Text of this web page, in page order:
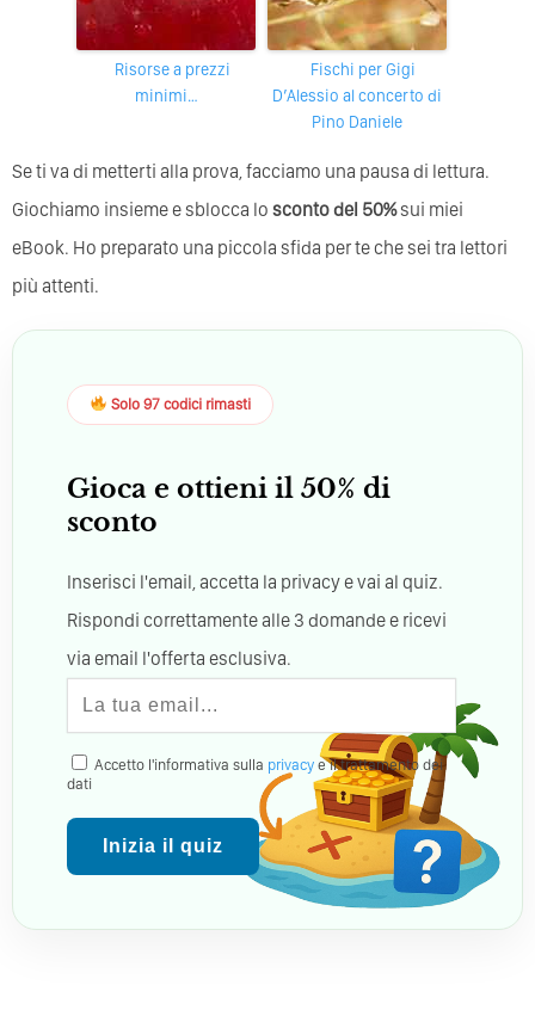
Risorse a prezzi
minimi…
Fischi per Gigi
D’Alessio al concerto di
Pino Daniele
Se ti va di metterti alla prova, facciamo una pausa di lettura.
Giochiamo insieme e sblocca lo sconto del 50%sui miei
eBook. Ho preparato una piccola sfida per te che sei tra lettori
più attenti.
Solo 97 codici rimasti
Gioca e ottieni il 50% di
sconto
Inserisci l'email, accetta la privacy e vai al quiz.
Rispondi correttamente alle 3 domande e ricevi
via email l'offerta esclusiva.
Accetto l'informativa sulla privacy e il trattamento dei
dati
Inizia il quiz